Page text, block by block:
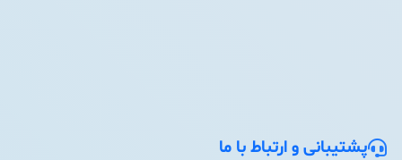
پشتیبانی و ارتباط با ما